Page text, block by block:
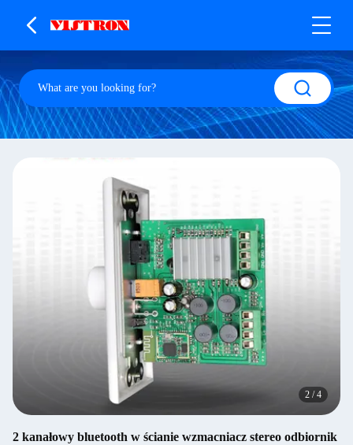
2 /4
2 kanałowy bluetooth w ścianie wzmacniacz stereo odbiornik